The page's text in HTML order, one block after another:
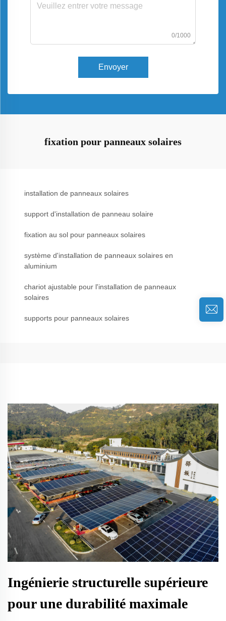
0/1000
Envoyer
fixation pour panneaux solaires
installation de panneaux solaires
support d'installation de panneau solaire
fixation au sol pour panneaux solaires
système d'installation de panneaux solaires en
aluminium
chariot ajustable pour l'installation de panneaux
solaires
supports pour panneaux solaires
Ingénierie structurelle supérieure
pour une durabilité maximale